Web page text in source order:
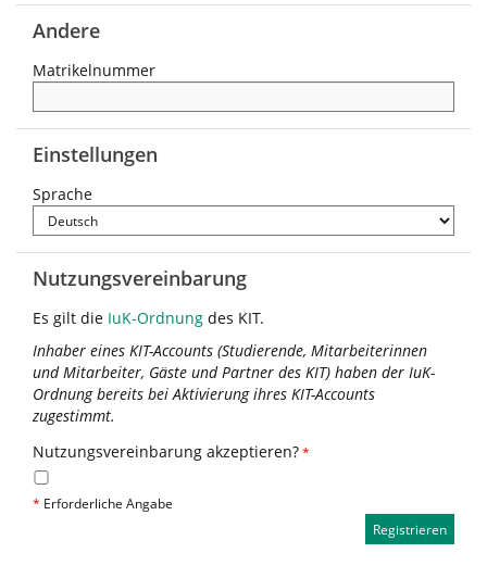
Andere
Matrikelnummer
Einstellungen
Sprache
Nutzungsvereinbarung
Es gilt die IuK-Ordnung des KIT.
Inhaber eines KIT-Accounts (Studierende, Mitarbeiterinnen
und Mitarbeiter, Gäste und Partner des KIT) haben der IuK-
Ordnung bereits bei Aktivierung ihres KIT-Accounts
zugestimmt.
Nutzungsvereinbarung akzeptieren?*
* Erforderliche Angabe